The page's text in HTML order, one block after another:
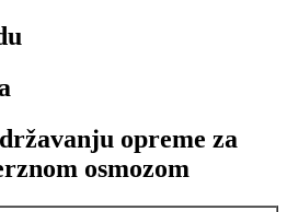
opreme za
osmozom